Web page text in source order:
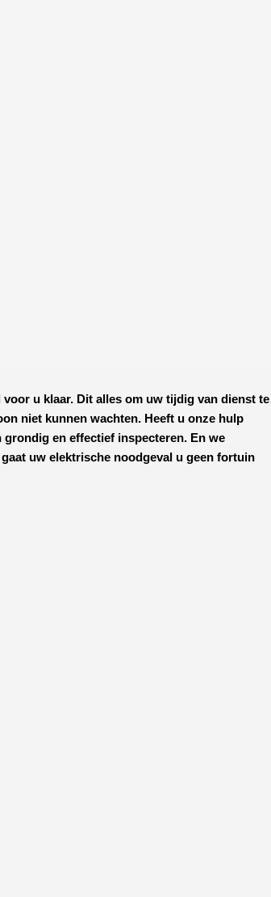
voor u klaar. Dit alles om uw tijdig van dienst te
niet kunnen wachten. Heeft u onze hulp
en effectief inspecteren. En we
uw elektrische noodgeval u geen fortuin